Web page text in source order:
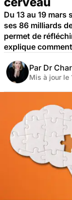
Du 13 au 19 mars
ses 86 milliards
permet de
explique
Par Dr
Mis à jour le